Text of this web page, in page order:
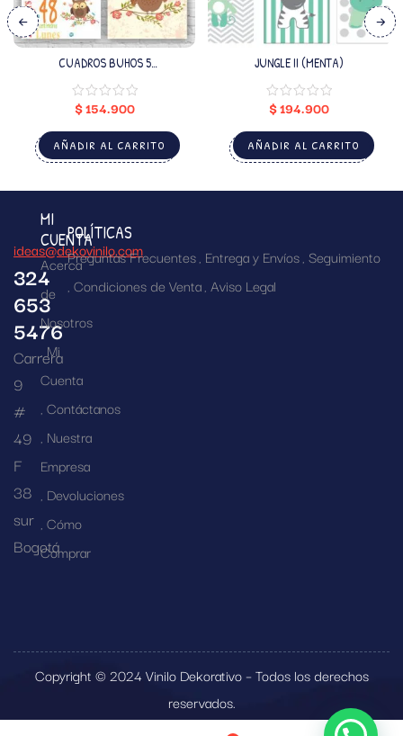
CUADROS BUHOS 5
$154.900
AÑADIR AL CARRITO
JUNGLE II (MENTA)
$194.900
AÑADIR AL CARRITO
ideas@dekovinilo.com
324
653
5476
Carrera
9
#
49
F
38
sur
Bogotá
MI
CUENTA
Acerca
de
Nosotros
Mi
Cuenta
Contáctanos
Nuestra
Empresa
Devoluciones
Cómo
Comprar
POLÍTICAS
Preguntas Frecuentes Entrega y Envíos Seguimiento
Condiciones de Venta Aviso Legal
Copyright © 2024 Vinilo Dekorativo – Todos los derechos
reservados.